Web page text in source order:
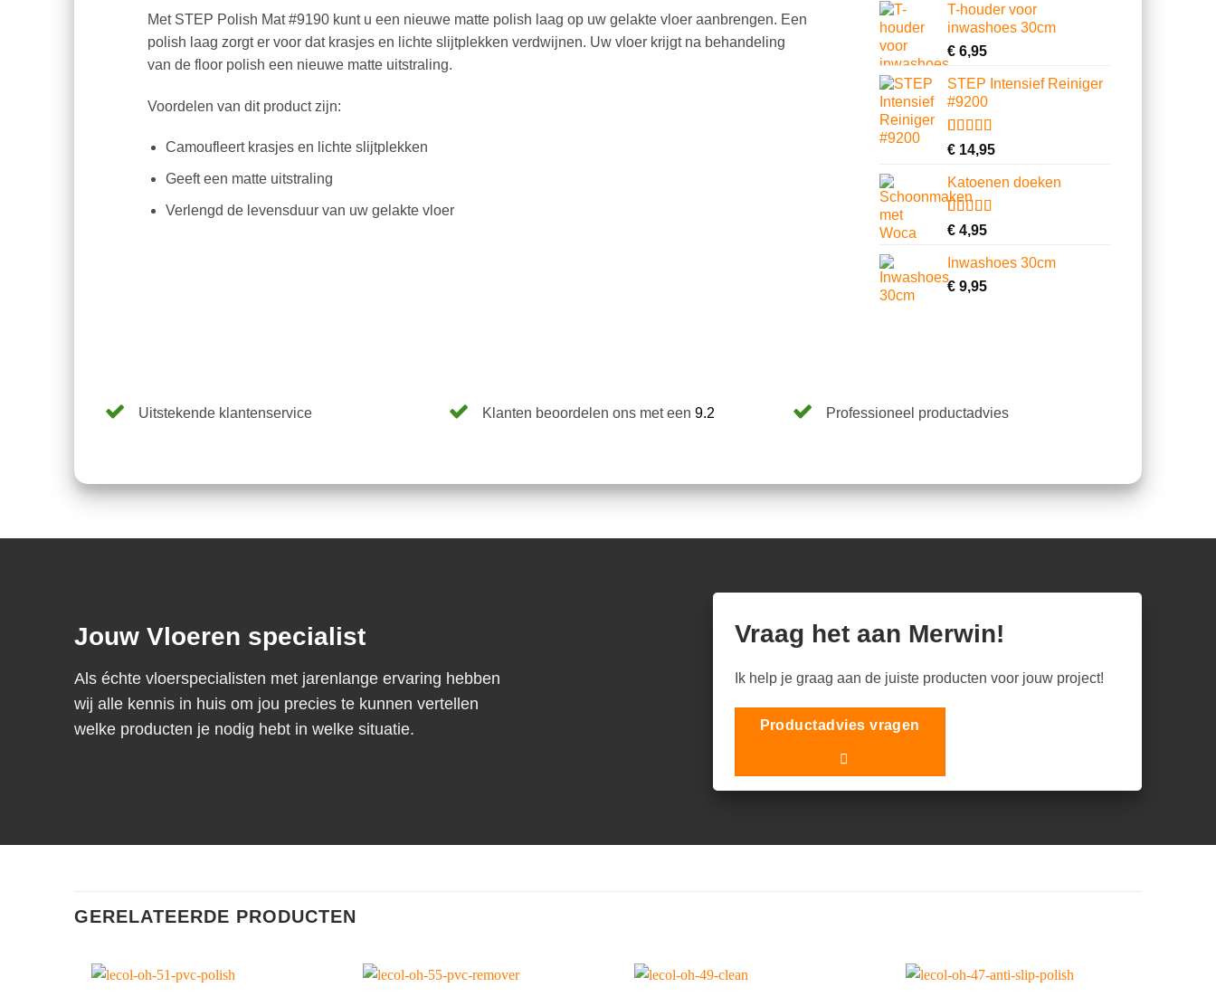
Met STEP Polish Mat #9190 kunt u een nieuwe matte polish laag op uw gelakte vloer aanbrengen. Een
polish laag zorgt er voor dat krasjes en lichte slijtplekken verdwijnen. Uw vloer krijgt na behandeling
van de floor polish een nieuwe matte uitstraling.
Voordelen van dit product zijn:
Camoufleert krasjes en lichte slijtplekken
Geeft een matte uitstraling
Verlengd de levensduur van uw gelakte vloer
T-houder voor
inwashoes 30cm
€6,95
STEP Intensief Reiniger
#9200
Gewaardeerd
op 5
gebaseerd
op
2
klantbeoordelingen
€14,95
Katoenen doeken
Gewaardeerd
4.62
gebaseerd
op
13
klantbeoordelingen
€4,95
Inwashoes 30cm
€9,95
Uitstekende klantenservice Klanten beoordelen ons met een9.2 Professioneel productadvies
Jouw Vloeren specialist
Als échte vloerspecialisten met jarenlange ervaring hebben
wij alle kennis in huis om jou precies te kunnen vertellen
welke producten je nodig hebt in welke situatie.
Vraag het aan Merwin!
Ik help je graag aan de juiste producten voor jouw project!
Productadvies vragen
GERELATEERDE PRODUCTEN